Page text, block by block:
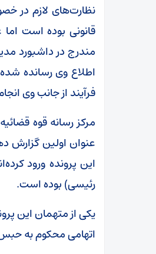
نظارت‌های لازم در
قانونی بوده است
مندرج در داشبورد
اطلاع وی رسانده
فرآیند از جانب وی
مرکز رسانه قوه
عنوان اولین گزارش
این پرونده ورود
رئیسی) بوده است.
یکی از متهمان این
اتهامی محکوم به